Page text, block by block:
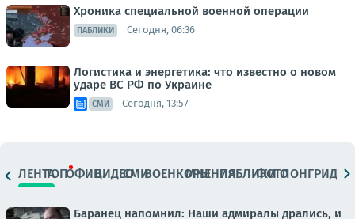
Хроника специальной военной операции
ПАБЛИКИ Сегодня, 06:36
Логистика и энергетика: что известно о новом
ударе ВС РФ по Украине
СМИ Сегодня, 13:57
ЛЕНТАТОПОФИЦ.ВИДЕОСМИВОЕНКОРЫМНЕНИЯПАБЛИКИ
ФОТОЛОНГРИДЫ
Баранец напомнил: Наши адмиралы дрались, и